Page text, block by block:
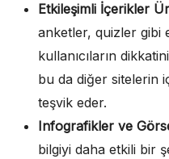
Etkileşimli İçerikler
anketler, quizler gibi
kullanıcıların
bu da diğer sitelerin
teşvik eder.
Infografikler ve
bilgiyi daha etkili bir